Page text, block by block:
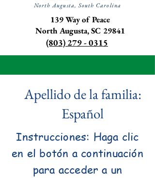
North Augusta, South Carolina
139 Way of Peace
North Augusta, SC 29841
(803) 279 - 0315
Apellido de la familia:
Español
Instrucciones: Haga clic
en el botón a continuación
para acceder a un